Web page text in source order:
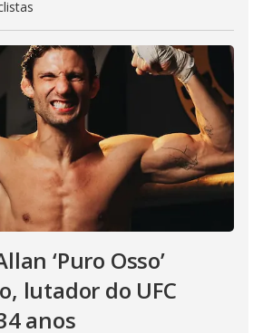
‘Puro Osso’
lutador do UFC
anos